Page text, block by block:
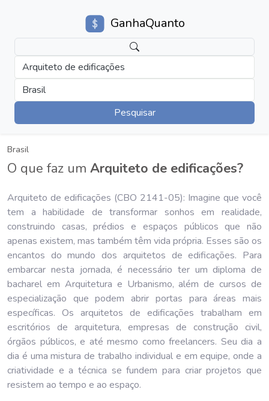
GanhaQuanto
Arquiteto de edificações
Brasil
Pesquisar
Brasil
O que faz um Arquiteto de edificações?
Arquiteto de edificações (CBO 2141-05): Imagine que você
tem a habilidade de transformar sonhos em realidade,
construindo casas, prédios e espaços públicos que não
apenas existem, mas também têm vida própria. Esses são os
encantos do mundo dos arquitetos de edificações. Para
embarcar nesta jornada, é necessário ter um diploma de
bacharel em Arquitetura e Urbanismo, além de cursos de
especialização que podem abrir portas para áreas mais
específicas. Os arquitetos de edificações trabalham em
escritórios de arquitetura, empresas de construção civil,
órgãos públicos, e até mesmo como freelancers. Seu dia a
dia é uma mistura de trabalho individual e em equipe, onde a
criatividade e a técnica se fundem para criar projetos que
resistem ao tempo e ao espaço.